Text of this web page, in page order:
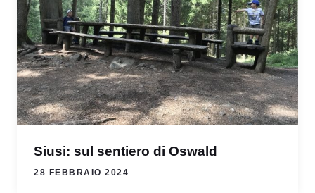
Siusi: sul sentiero di Oswald
28 FEBBRAIO 2024